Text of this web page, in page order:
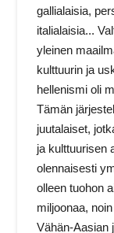
gallialaisia,
italialaisia...
yleinen
kulttuurin ja
hellenismi oli
Tämän
juutalaiset,
ja kulttuurisen
olennaisesti
olleen tuohon
miljoonaa,
Vähän-Aasian